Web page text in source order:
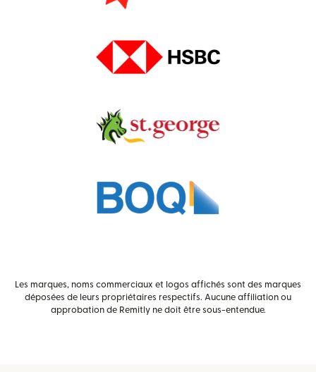
Les marques, noms commerciaux et logos affichés sont des marques
déposées de leurs propriétaires respectifs. Aucune affiliation ou
approbation de Remitly ne doit être sous-entendue.